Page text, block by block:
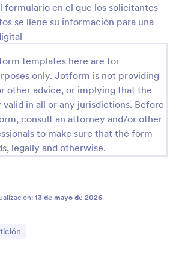
formulario en el que los solicitantes
se llene su información para una
templates here are for
only. Jotform is not providing
other advice, or implying that the
in all or any jurisdictions. Before
consult an attorney and/or other
to make sure that the form
legally and otherwise.
13 de mayo de 2026
Vista previa